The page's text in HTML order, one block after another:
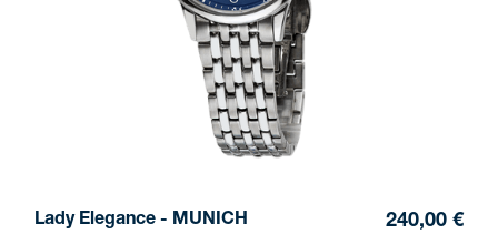
Lady Elegance - MUNICH
240,00 €